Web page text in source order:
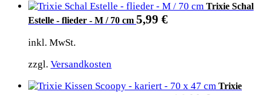
Trixie Schal
Estelle - flieder - M / 70 cm 5,99 €
inkl. MwSt.
zzgl. Versandkosten
Trixie